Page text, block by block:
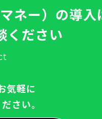
ネー）の導入
ください
気軽に
さい。